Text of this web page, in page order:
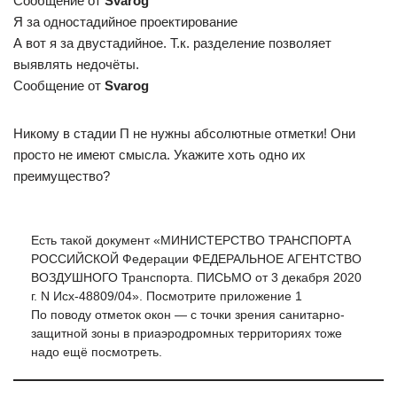
Я за одностадийное проектирование
А вот я за двустадийное. Т.к. разделение позволяет
выявлять недочёты.
Сообщение от Svarog
Никому в стадии П не нужны абсолютные отметки! Они
просто не имеют смысла. Укажите хоть одно их
преимущество?
Есть такой документ «МИНИСТЕРСТВО ТРАНСПОРТА
РОССИЙСКОЙ Федерации ФЕДЕРАЛЬНОЕ АГЕНТСТВО
ВОЗДУШНОГО Транспорта. ПИСЬМО от 3 декабря 2020
г. N Исх-48809/04». Посмотрите приложение 1
По поводу отметок окон — с точки зрения санитарно-
защитной зоны в приаэродромных территориях тоже
надо ещё посмотреть.